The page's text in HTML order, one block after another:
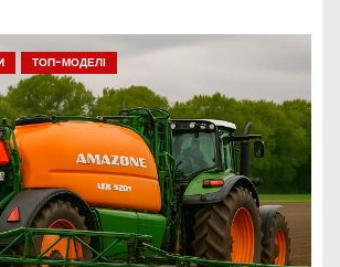
ТОП-МОДЕЛІ